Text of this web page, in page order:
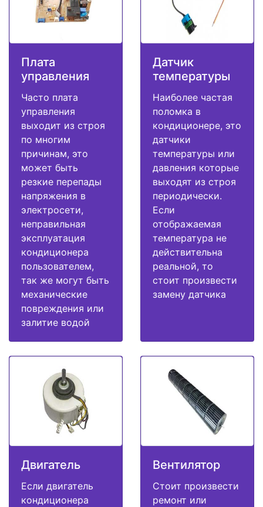
Плата
управления
Часто плата
управления
выходит из строя
по многим
причинам, это
может быть
резкие перепады
напряжения в
электросети,
неправильная
эксплуатация
кондиционера
пользователем,
так же могут быть
механические
повреждения или
залитие водой
Датчик
температуры
Наиболее частая
поломка в
кондиционере, это
датчики
температуры или
давления которые
выходят из строя
периодически.
Если
отображаемая
температура не
действительна
реальной, то
стоит произвести
замену датчика
Двигатель
Если двигатель
кондиционера
Вентилятор
Стоит произвести
ремонт или